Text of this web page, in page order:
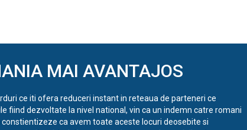
MAI AVANTAJOS
ce iti ofera reduceri instant in reteaua de parteneri ce
fiind dezvoltate la nivel national, vin ca un indemn catre romani
ca avem toate aceste locuri deosebite si